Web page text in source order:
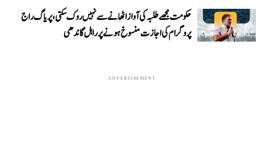
حکومت مجھے طلبہ کی آواز اٹھانے سے نہیں روک سکتی، پریاگ راج
پروگرام کی اجازت منسوخ ہونے پر راہل گاندھی
ADVERTISEMENT